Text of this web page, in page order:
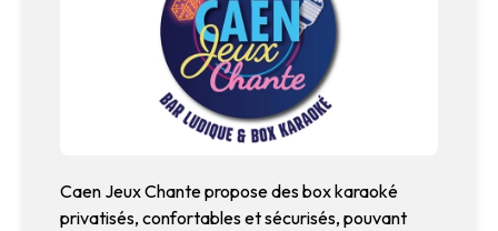
Caen Jeux Chante propose des box karaoké
privatisés, confortables et sécurisés, pouvant